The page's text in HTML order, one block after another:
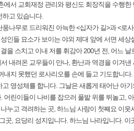
에서 교회재정 관리와 평신도 회장직을 수행
고 있습니다.
나무로 드리워진 아늑한 <십자가 길>과 <로
인들 묘소가 보이는 야외 제대 앞에 서면 세
을 스치고 이내 저를 휘감아 200년 전, 어느
내려온 교우들이 만나, 환난과 역경을 이겨
내지 못했던 로사리오를 손에 들고 기도합니
영성체를 합니다. 그날은 새롭게 태어난 아
어린이들이 나비를 잡으러 풀밭 위를 뛰놀고,
누고 격려하는 곳, 하느님 사랑이 첫째요 이
곳, 요당리 성지입니다. 하느님 나라입니다. 이